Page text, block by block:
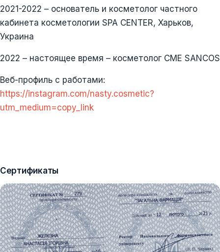
2021-2022 – основатель и косметолог частного
кабинета косметологии SPA CENTER, Харьков,
Украина
2022 – настоящее время – косметолог CME SANCOS
Веб-профиль с работами:
https://instagram.com/nasty.cosmetic?
utm_medium=copy_link
Сертификаты